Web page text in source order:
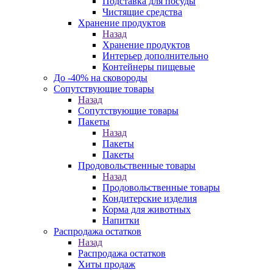
Чистящие средства
Хранение продуктов
Назад
Хранение продуктов
Интерьер дополнительно
Контейнеры пищевые
До -40% на сковороды
Сопутствующие товары
Назад
Сопутствующие товары
Пакеты
Назад
Пакеты
Пакеты
Продовольственные товары
Назад
Продовольственные товары
Кондитерские изделия
Корма для животных
Напитки
Распродажа остатков
Назад
Распродажа остатков
Хиты продаж